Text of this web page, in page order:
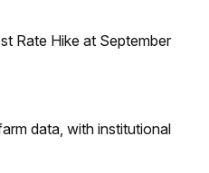
Rate Hike at September
data, with institutional